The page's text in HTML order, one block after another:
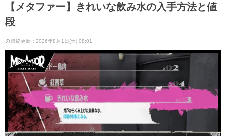
【メタファー】きれいな飲み水の入手方法と値
段
最終更新：2026年8月1日(土) 08:01